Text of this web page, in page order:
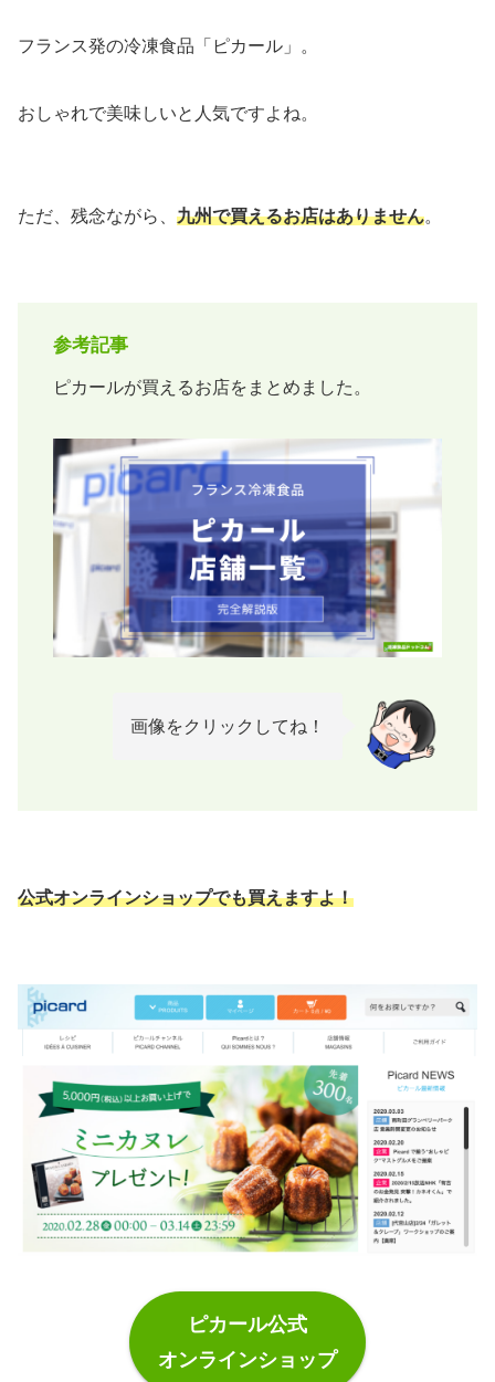
フランス発の冷凍食品「ピカール」。
おしゃれで美味しいと人気ですよね。
ただ、残念ながら、 九州で買えるお店はありません。
参考記事
ピカールが買えるお店をまとめました。
画像をクリックしてね！
公式オンラインショップでも買えますよ！
ピカール公式
オンラインショップ